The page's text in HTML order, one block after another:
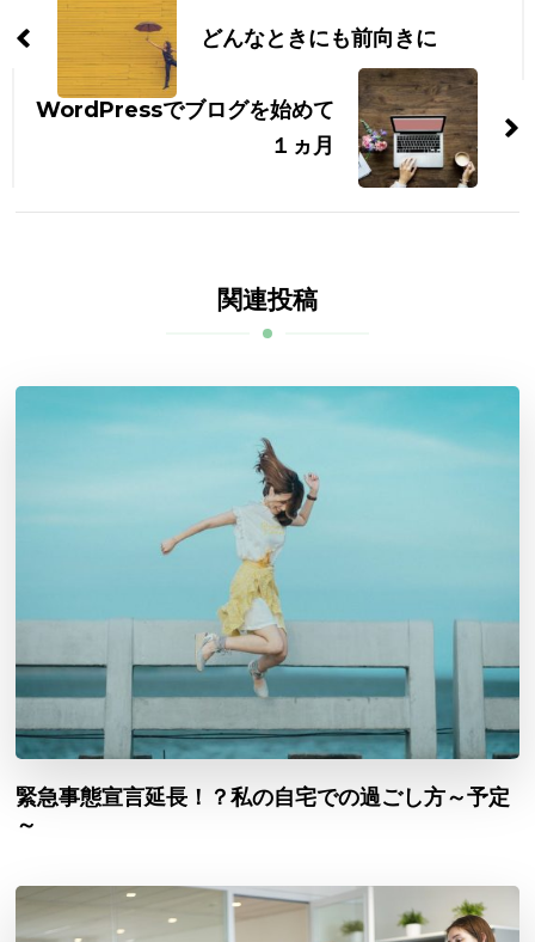
稿
ビ
ー
どんなときにも前向きに
WordPressでブログを始めて
１ヵ月
関連投稿
緊急事態宣言延長！？私の自宅での過ごし方～予定
～